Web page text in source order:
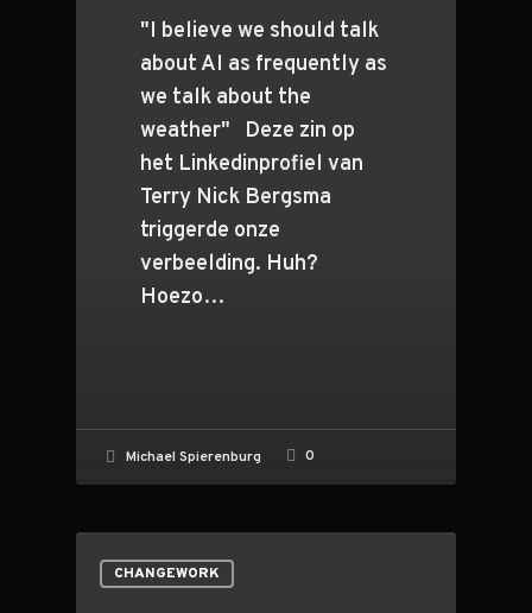
"I believe we should talk
about AI as frequently as
we talk about the
weather" Deze zin op
het Linkedinprofiel van
Terry Nick Bergsma
triggerde onze
verbeelding. Huh?
Hoezo…
Michael Spierenburg 0
CHANGEWORK